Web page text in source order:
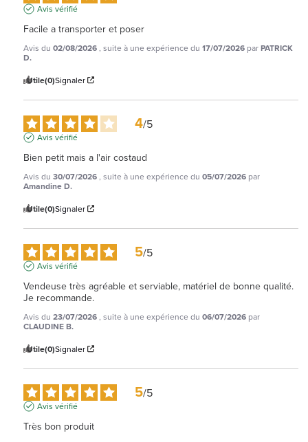
Avis vérifié
Facile a transporter et poser
Avis du 02/08/2026, suite à une expérience du 17/07/2026 parPATRICK
D.
Utile(0)Signaler
4/5
Avis vérifié
Bien petit mais a l'air costaud
Avis du 30/07/2026, suite à une expérience du 05/07/2026 par
Amandine D.
Utile(0)Signaler
5/5
Avis vérifié
Vendeuse très agréable et serviable, matériel de bonne qualité.
Je recommande.
Avis du 23/07/2026, suite à une expérience du 06/07/2026 par
CLAUDINE B.
Utile(0)Signaler
5/5
Avis vérifié
Très bon produit